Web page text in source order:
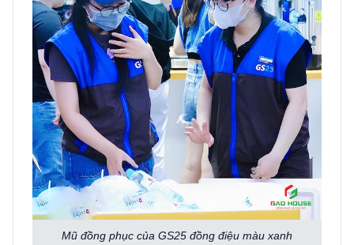
Mũ đồng phục của GS25 đồng điệu màu xanh